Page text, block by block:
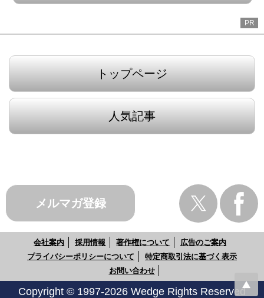
PR
トップページ
人気記事
メルマガ登録
会社案内 採用情報 著作権について
広告のご案内
プライバシーポリシーについて
特定商取引法に基づく表示
お問い合わせ
Copyright © 1997-2026 Wedge Rights Reserved